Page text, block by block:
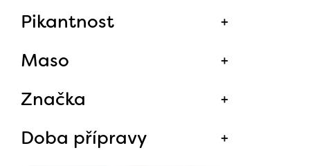
Pikantnost
Maso
Značka
Doba přípravy